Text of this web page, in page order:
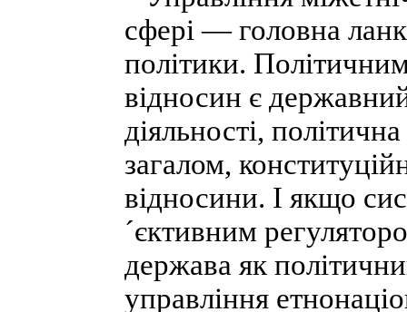
сфері — головна
політики.
відносин є
діяльності,
загалом,
відносини. І якщо
´єктивним
держава як
управління